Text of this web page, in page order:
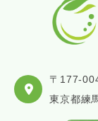
〒177-
東京都練